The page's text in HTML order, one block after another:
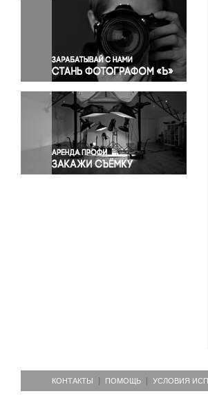
Окружающая среда
Политика
Правосудие
Происшествия и конфликты
Религия
Светская жизнь
Спорт
Экология
Экономика и бизнес
КОНТАКТЫ ПОМОЩЬ УСЛОВИЯ